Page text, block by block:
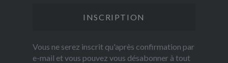
Vous ne serez inscrit qu'après confirmation par
e-mail et vous pouvez vous désabonner à tout